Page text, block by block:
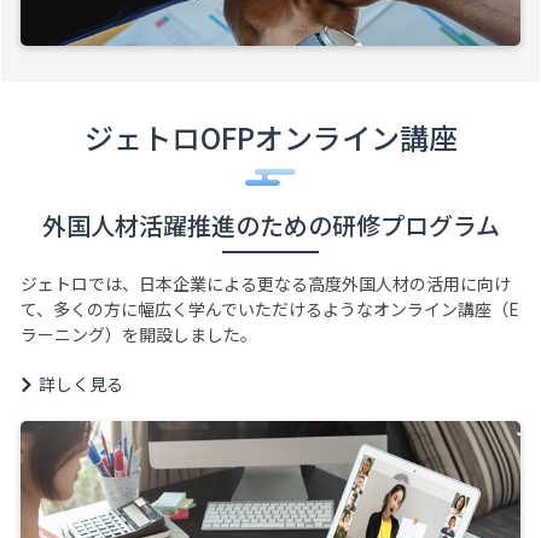
ジェトロOFPオンライン講座
外国人材活躍推進のための研修プログラム
ジェトロでは、日本企業による更なる高度外国人材の活用に向け
て、多くの方に幅広く学んでいただけるようなオンライン講座（E
ラーニング）を開設しました。
詳しく見る